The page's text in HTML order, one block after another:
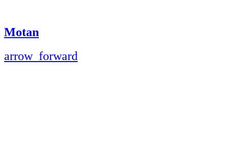
Motan
arrow_forward